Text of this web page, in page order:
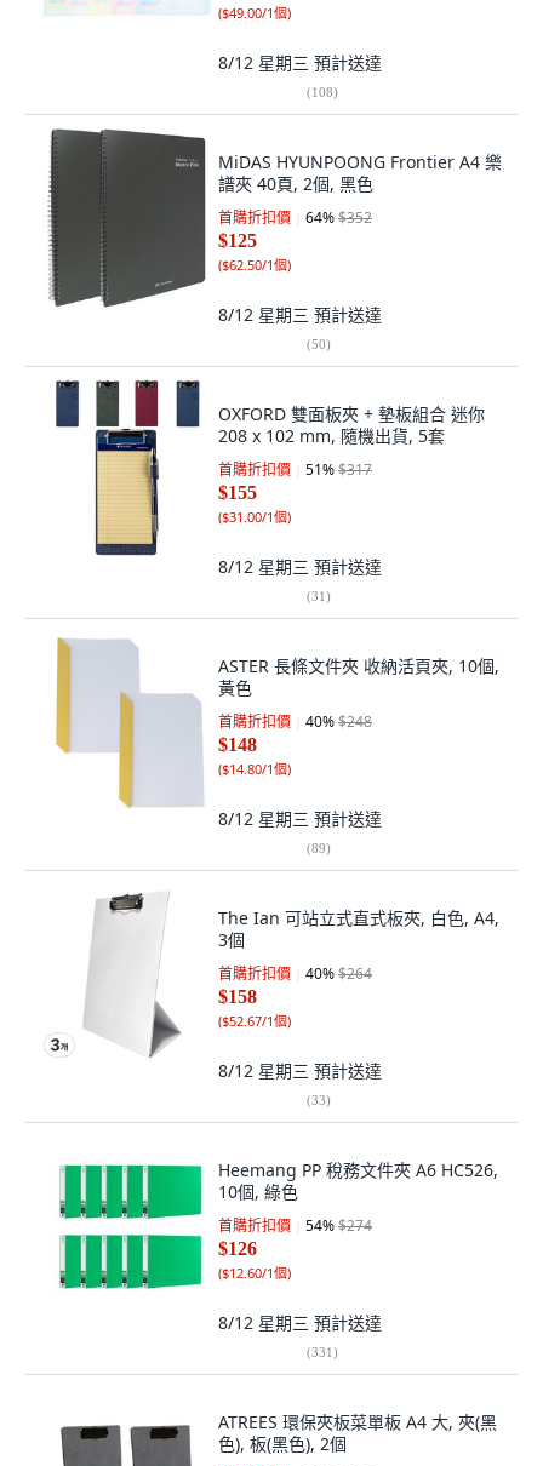
($49.00/1個)
8/12 星期三 預計送達
(108)
MiDAS HYUNPOONG Frontier A4 樂
譜夾 40頁, 2個, 黑色
首購折扣價 64%$352
$125
($62.50/1個)
8/12 星期三 預計送達
(50)
OXFORD 雙面板夾 + 墊板組合 迷你
208 x 102 mm, 隨機出貨, 5套
首購折扣價 51%$317
$155
($31.00/1個)
8/12 星期三 預計送達
(31)
ASTER 長條文件夾 收納活頁夾, 10個,
黃色
首購折扣價 40%$248
$148
($14.80/1個)
8/12 星期三 預計送達
(89)
The Ian 可站立式直式板夾, 白色, A4,
3個
首購折扣價 40%$264
$158
($52.67/1個)
8/12 星期三 預計送達
(33)
Heemang PP 稅務文件夾 A6 HC526,
10個, 綠色
首購折扣價 54%$274
$126
($12.60/1個)
8/12 星期三 預計送達
(331)
ATREES 環保夾板菜單板 A4 大, 夾(黑
色), 板(黑色), 2個